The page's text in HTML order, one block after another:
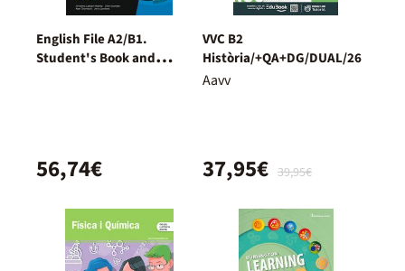
English File A2/B1.
Student's Book and
56,74€
VVC B2
Història/+QA+DG/DUAL/26
Aavv
39,95€
37,95€